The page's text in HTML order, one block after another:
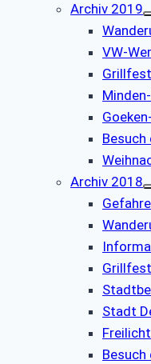
Archiv 2019
VW-
Besuch
Archiv 2018
Stadt
Besuch